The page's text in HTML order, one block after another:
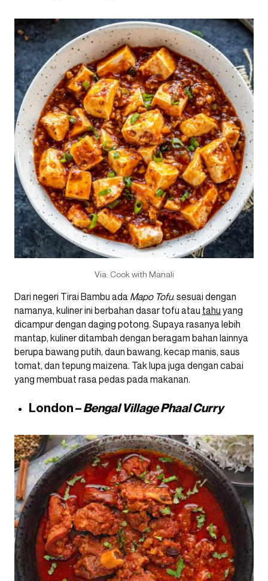
Via: Cook with Manali
Dari negeri Tirai Bambu ada Mapo Tofu. sesuai dengan
namanya, kuliner ini berbahan dasar tofu atau tahu yang
dicampur dengan daging potong. Supaya rasanya lebih
mantap, kuliner ditambah dengan beragam bahan lainnya
berupa bawang putih, daun bawang, kecap manis, saus
tomat, dan tepung maizena. Tak lupa juga dengan cabai
yang membuat rasa pedas pada makanan.
London –Bengal Village Phaal Curry